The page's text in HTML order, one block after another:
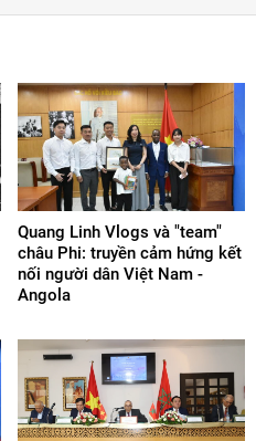
Quang Linh Vlogs và "team"
châu Phi: truyền cảm hứng kết
nối người dân Việt Nam -
Angola